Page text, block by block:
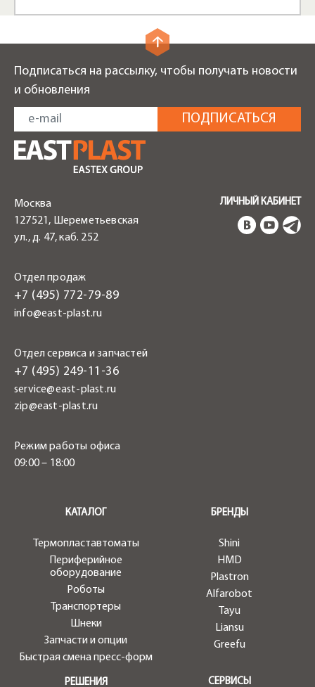
Подписаться на рассылку, чтобы получать новости
и обновления
Москва
127521, Шереметьевская
ул., д. 47, каб. 252
Отдел продаж
+7 (495) 772-79-89
info@east-plast.ru
Отдел сервиса и запчастей
+7 (495) 249-11-36
service@east-plast.ru
zip@east-plast.ru
Режим работы офиса
09:00 – 18:00
ЛИЧНЫЙ КАБИНЕТ
КАТАЛОГ
Термопластавтоматы
Периферийное
оборудование
Роботы
Транспортеры
Шнеки
Запчасти и опции
Быстрая смена пресс-форм
БРЕНДЫ
Shini
HMD
Plastron
Alfarobot
Tayu
Liansu
Greefu
СЕРВИСЫ
РЕШЕНИЯ